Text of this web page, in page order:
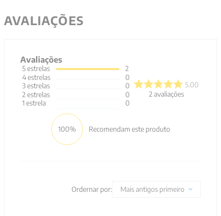
AVALIAÇÕES
Avaliações
5estrelas
4estrelas
3estrelas
2 estrelas
1 estrela
2
0
0
0
0
5.00
2 avaliações
100% Recomendam este produto
Ordernar por: Mais antigos primeiro